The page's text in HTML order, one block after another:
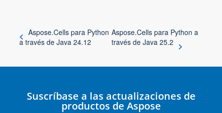
Aspose.Cells para Python
a través de Java 24.12
Aspose.Cells para Python a
través de Java 25.2
Suscríbase a las actualizaciones de
productos de Aspose